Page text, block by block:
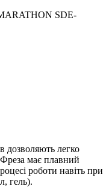
SDE-
дозволяють легко
має плавний
роботи навіть при
гель).